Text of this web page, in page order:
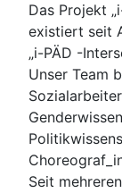
Das Projekt
existiert seit
„i-PÄD -
Unser Team
Seit